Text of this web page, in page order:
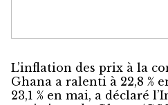
L’inflation des prix à la
Ghana a ralenti à 22,8 %
23,1 % en mai, a déclaré